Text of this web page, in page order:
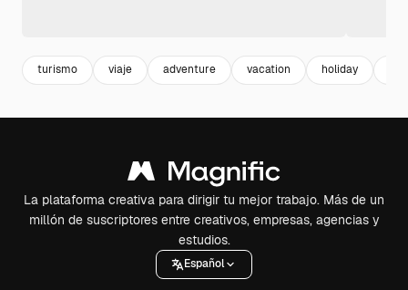
turismo viaje adventure vacation holiday
La plataforma creativa para dirigir tu mejor trabajo. Más de un
millón de suscriptores entre creativos, empresas, agencias y
estudios.
Español